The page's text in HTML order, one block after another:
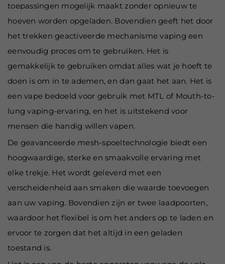
toepassingen mogelijk maakt zonder opnieuw te
hoeven worden opgeladen. Bovendien geeft het door
het trekken geactiveerde mechanisme vaping een
eenvoudig proces om te gebruiken. Het is
gemakkelijk te gebruiken omdat alles wat je hoeft te
doen is om in te ademen, en dan gaat het aan. Het is
een vape bedoeld voor gebruik met MTL of Mouth-to-
lung vaping-ervaring, en het is uitstekend voor
mensen die handig willen vapen.
De geavanceerde mesh-spoeltechnologie biedt een
hoogwaardige, sterke en smaakvolle ervaring met
elke trekje. Het wordt geleverd met een
verscheidenheid aan smaken die waarde toevoegen
aan uw vaping. Bovendien zijn er twee laadpoorten,
waardoor het flexibel is om het anders op te laden en
ervoor te zorgen dat het altijd in een geladen
toestand is.